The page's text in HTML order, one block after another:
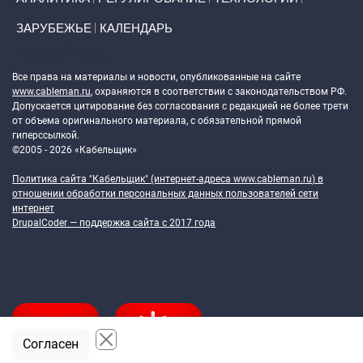
ЗАРУБЕЖЬЕ КАЛЕНДАРЬ
Все права на материалы и новости, опубликованные на сайте
www.cableman.ru, охраняются в соответствии с законодательством РФ.
Допускается цитирование без согласования с редакцией не более трети
от объема оригинального материала, с обязательной прямой
гиперссылкой.
©2005 - 2026 «Кабельщик»
Политика сайта "Кабельщик" (интернет-адреса www.cableman.ru) в
отношении обработки персональных данных пользователей сети
интернет
DrupalCoder — поддержка сайта c 2017 года
Согласен